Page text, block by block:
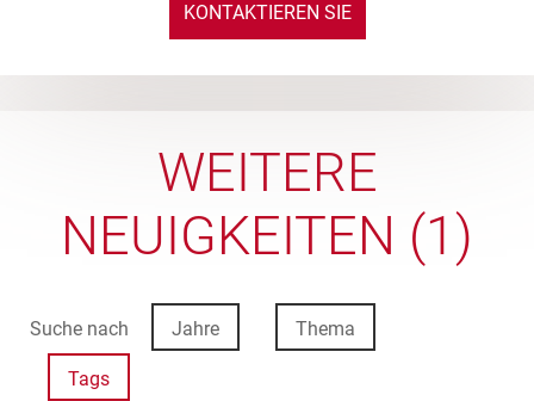
KONTAKTIEREN SIE
WEITERE
NEUIGKEITEN (1)
Suche nach Jahre Thema
Tags